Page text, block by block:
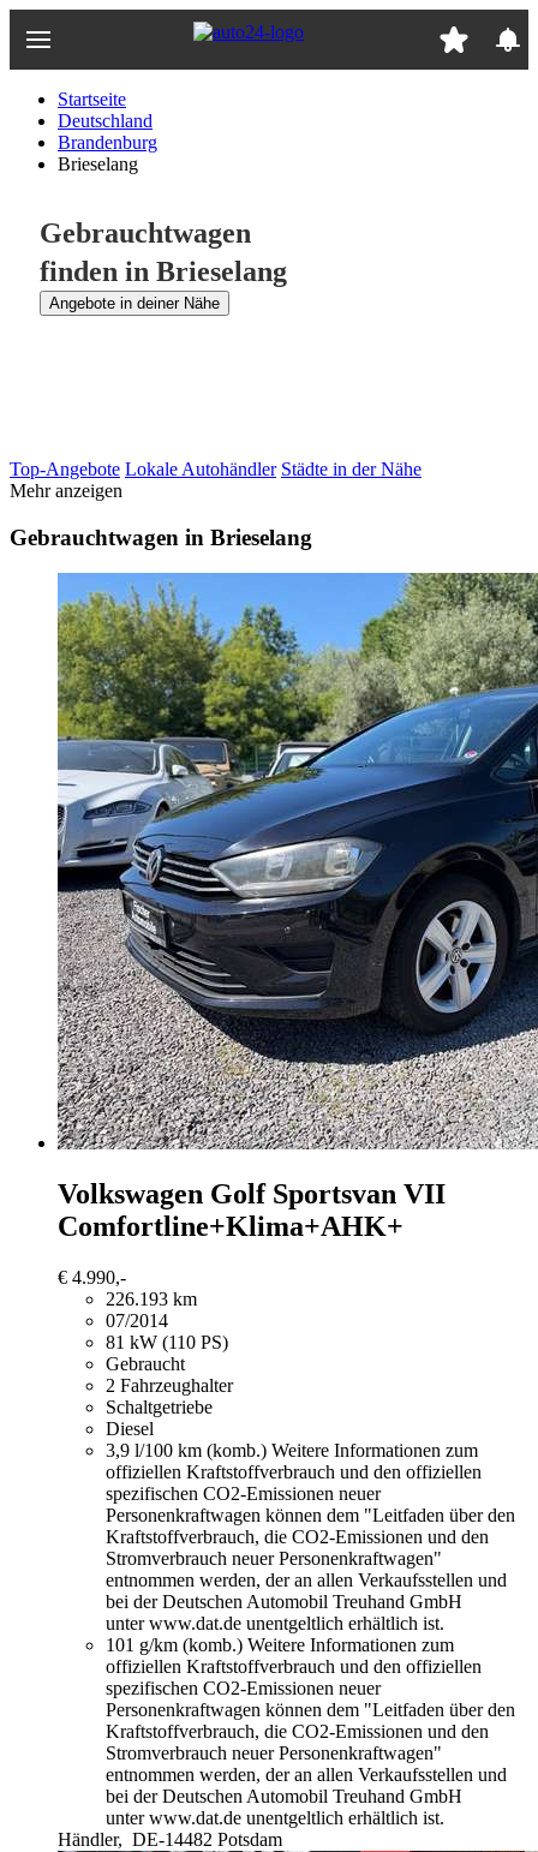
Hauptinhalt
Startseite
Deutschland
Brandenburg
Brieselang
Gebrauchtwagen
finden in Brieselang
Angebote in deiner Nähe
Top-Angebote Lokale Autohändler Städte in der Nähe
Mehr anzeigen
Gebrauchtwagen in Brieselang
Volkswagen Golf Sportsvan VII
Comfortline+Klima+AHK+
€ 4.990,-
226.193 km
07/2014
81 kW (110 PS)
Gebraucht
2 Fahrzeughalter
Schaltgetriebe
Diesel
3,9 l/100 km (komb.) Weitere Informationen zum
offiziellen Kraftstoffverbrauch und den offiziellen
spezifischen CO2-Emissionen neuer
Personenkraftwagen können dem "Leitfaden über den
Kraftstoffverbrauch, die CO2-Emissionen und den
Stromverbrauch neuer Personenkraftwagen"
entnommen werden, der an allen Verkaufsstellen und
bei der Deutschen Automobil Treuhand GmbH
unter www.dat.de unentgeltlich erhältlich ist.
101 g/km (komb.) Weitere Informationen zum
offiziellen Kraftstoffverbrauch und den offiziellen
spezifischen CO2-Emissionen neuer
Personenkraftwagen können dem "Leitfaden über den
Kraftstoffverbrauch, die CO2-Emissionen und den
Stromverbrauch neuer Personenkraftwagen"
entnommen werden, der an allen Verkaufsstellen und
bei der Deutschen Automobil Treuhand GmbH
unter www.dat.de unentgeltlich erhältlich ist.
Händler, DE-14482 Potsdam